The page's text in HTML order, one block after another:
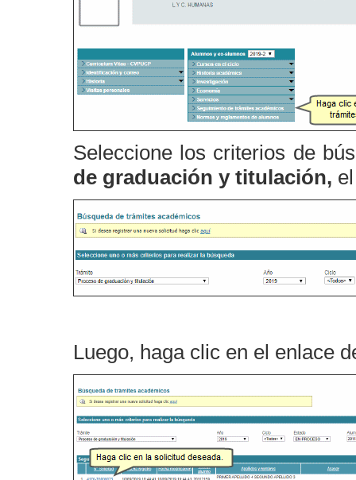
Seleccione los criterios de
de graduación y titulación,
Luego, haga clic en el enlace